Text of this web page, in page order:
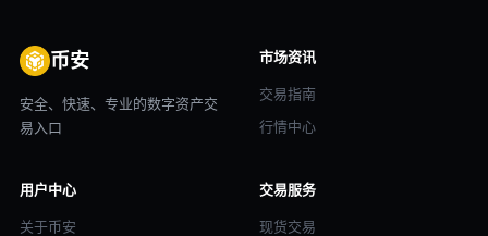
币安
安全、快速、专业的数字资产交
易入口
市场资讯
交易指南
行情中心
用户中心
关于币安
交易服务
现货交易